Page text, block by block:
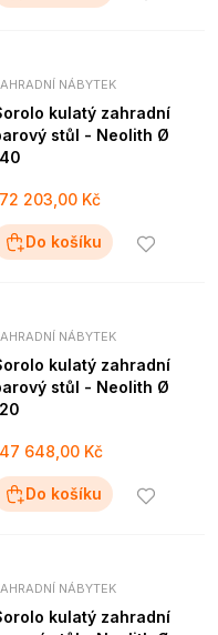
NÁBYTEK
kulatý zahradní
stůl - Neolith Ø
203,00 Kč
Do košíku
NÁBYTEK
kulatý zahradní
stůl - Neolith Ø
648,00 Kč
Do košíku
NÁBYTEK
kulatý zahradní